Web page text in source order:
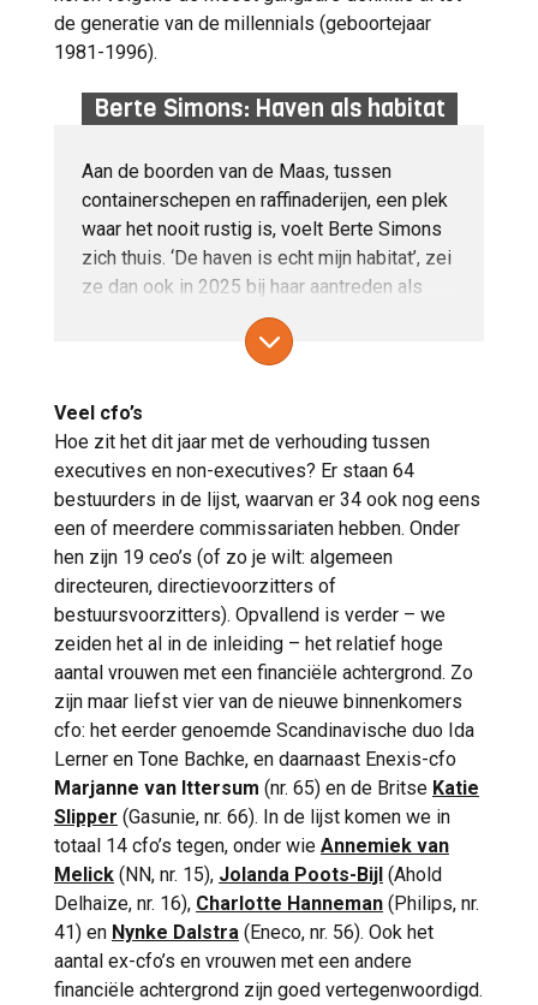
de generatie van de millennials (geboortejaar
1981-1996).
Berte Simons: Haven als habitat
Aan de boorden van de Maas, tussen
containerschepen en raffinaderijen, een plek
waar het nooit rustig is, voelt Berte Simons
zich thuis. ‘De haven is echt mijn habitat’, zei
ze dan ook in 2025 bij haar aantreden als
coo en rvb-lid van Havenbedrijf Rotterdam,
waar ze verantwoordelijk is voor het beheer,
grootste haven- en industriecomplex van
Europa. ‘Ik woon, werk en recreëer in dit
gebied.’ Simons (1982) is samen met Natalia
Wallenberg de jongste vrouw in de Top-100
Corporate Vrouwen en daarmee onze
rookie
of the year
Dat Simons talentvol is, werd in 2012 al
eens onderstreept toen ze – als jongste ooit
– genomineerd werd voor de Young Captain
Award. Een nominatie die niet werd
verzilverd, want de titel ging toen naar de
nog net iets talentvoller geachte Hein
Schumacher, die het later tot ceo van
FrieslandCampina en Unilever zou schoppen
en die tegenwoordig ceo is van Barry
Callebaut Group. Destijds stond Simons nog
aan het hoofd van de afdeling mining &
heavy industry van Royal HaskoningDHV. ‘Ik
houd van de ruige en technologische kant
van dit vak’, zei ze destijds in een interview.
‘Ik deins niet terug voor de machinekamer,
Veel cfo’s
Hoe zit het dit jaar met de verhouding tussen
executives en non-executives? Er staan 64
bestuurders in de lijst, waarvan er 34 ook nog eens
een of meerdere commissariaten hebben. Onder
hen zijn 19 ceo’s (of zo je wilt: algemeen
directeuren, directievoorzitters of
bestuursvoorzitters). Opvallend is verder – we
zeiden het al in de inleiding – het relatief hoge
aantal vrouwen met een financiële achtergrond. Zo
zijn maar liefst vier van de nieuwe binnenkomers
cfo: het eerder genoemde Scandinavische duo Ida
Lerner en Tone Bachke, en daarnaast Enexis-cfo
Marjanne van Ittersum (nr. 65) en de Britse Katie
Slipper (Gasunie, nr. 66). In de lijst komen we in
totaal 14 cfo’s tegen, onder wie Annemiek van
Melick (NN, nr. 15), Jolanda Poots-Bijl (Ahold
Delhaize, nr. 16), Charlotte Hanneman (Philips, nr.
41) en Nynke Dalstra (Eneco, nr. 56). Ook het
aantal ex-cfo’s en vrouwen met een andere
financiële achtergrond zijn goed vertegenwoordigd.